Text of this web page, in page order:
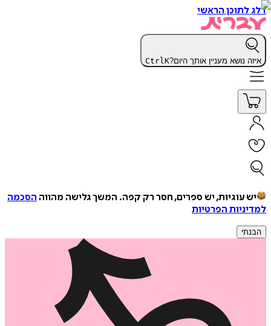
דלג לתוכן הראשי
איזה נושא מעניין אותך היום? CtrlK
יש עוגיות, יש ספרים, חסר רק קפה. המשך גלישה מהווה הסכמה
למדיניות הפרטיות
הבנתי